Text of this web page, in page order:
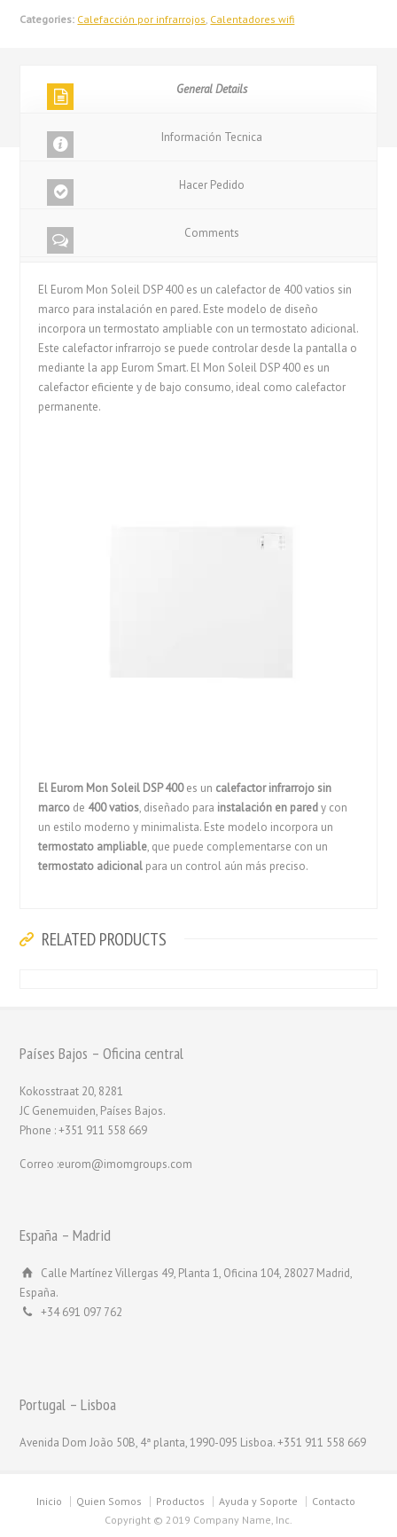
Categories: Calefacción por infrarrojos, Calentadores wifi
General Details
Información Tecnica
Hacer Pedido
Comments
El Eurom Mon Soleil DSP 400 es un calefactor de 400 vatios sin
marco para instalación en pared. Este modelo de diseño
incorpora un termostato ampliable con un termostato adicional.
Este calefactor infrarrojo se puede controlar desde la pantalla o
mediante la app Eurom Smart. El Mon Soleil DSP 400 es un
calefactor eficiente y de bajo consumo, ideal como calefactor
permanente.
El Eurom Mon Soleil DSP 400es un calefactor infrarrojo sin
marco de 400 vatios, diseñado para instalación en paredy con
un estilo moderno y minimalista. Este modelo incorpora un
termostato ampliable, que puede complementarse con un
termostato adicional para un control aún más preciso.
RELATED PRODUCTS
Países Bajos – Oficina central
Kokosstraat 20, 8281
JC Genemuiden, Países Bajos.
Phone : +351 911 558 669
Correo :eurom@imomgroups.com
España – Madrid
Calle Martínez Villergas 49, Planta 1, Oficina 104, 28027 Madrid,
España.
+34 691 097 762
Portugal – Lisboa
Avenida Dom João 50B, 4ª planta, 1990-095 Lisboa. +351 911 558 669
Inicio Quien Somos Productos Ayuda y Soporte
Contacto
Copyright © 2019 Company Name, Inc.